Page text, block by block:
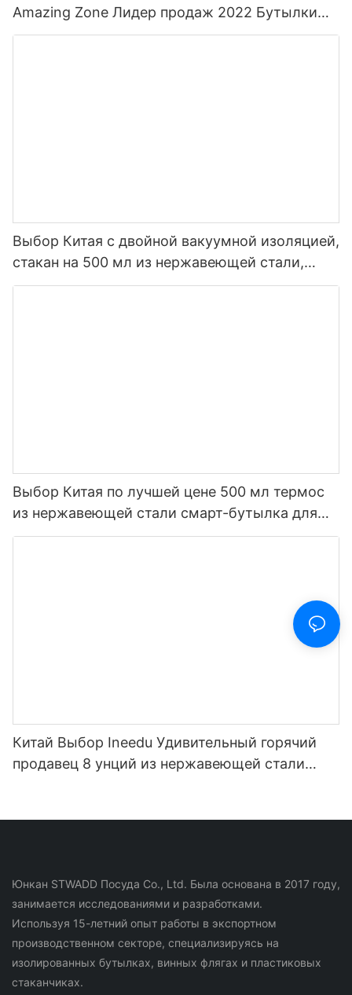
Amazing Zone Лидер продаж 2022 Бутылки
для воды для спорта с соломой и
Выбор Китая с двойной вакуумной изоляцией,
стакан на 500 мл из нержавеющей стали,
умная бутылка для воды со светодиодом1
Выбор Китая по лучшей цене 500 мл термос
из нержавеющей стали смарт-бутылка для
воды
Китай Выбор Ineedu Удивительный горячий
продавец 8 унций из нержавеющей стали
Юнкан STWADD Посуда Co., Ltd. Была основана в 2017 году,
занимается исследованиями и разработками.
Используя 15-летний опыт работы в экспортном
производственном секторе, специализируясь на
изолированных бутылках, винных флягах и пластиковых
стаканчиках.